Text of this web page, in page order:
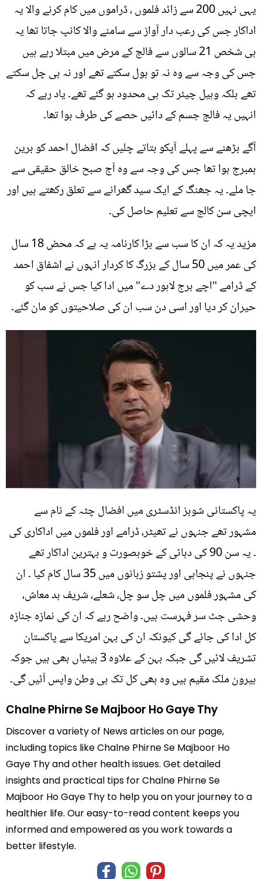
یہی نہیں 200 سے زائد فلموں ، ڈراموں میں کام کرنے والا یہ
اداکار جس کی رعب دار آواز سے سامنے والا کانپ جاتا تھا یہ
ہی شخص 21 سالوں سے فالج کے مرض میں مبتلا رہے ہیں
جس کی وجہ سے وہ نہ تو بول سکتے تھے اور نہ ہی چل سکتے
تھے بلکہ وہیل چیئر تک ہی محدود ہو گئے تھے۔ یاد رہے کہ
انہیں یہ فالج جسم کے دائیں حصے کی طرف ہوا تھا۔
آگے بڑھنے سے پہلے آپکو بتاتے چلیں کہ افضال احمد کو برین
ہمبرج ہوا تھا جس کی وجہ سے وہ آج صبح خالق حقیقی سے
جا ملے۔ یہ جھنگ کے ایک سید گھرانے سے تعلق رکھتے ہیں اور
ایچی سن کالج سے تعلیم حاصل کی۔
مزید یہ کہ ان کا سب سے بڑا کارنامہ یہ ہے کہ محض 18 سال
کی عمر میں 50 سال کے بزرگ کا کردار انہوں نے اشفاق احمد
کے ڈرامے "اچے برج لاہور دے" میں ادا کیا جس نے سب کو
حیران کر دیا اور اسی دن سب ان کی صلاحیتوں کو مان گئے۔
یہ پاکستانی شوبز انڈسٹری میں افضال چٹہ کے نام سے
مشہور تھے جنہوں نے تھیٹر، ڈرامے اور فلموں میں اداکاری کی
۔ یہ سن 90 کی دہائی کے خوبصورت و بہترین اداکار تھے
جنہوں نے پنجابی اور پشتو زبانوں میں 35 سال کام کیا ۔ ان
کی مشہور فلموں میں چل سو چل، شعلے، شریف بد معاش،
وحشی جٹ سر فہرست ہیں۔ واضح رہے کہ ان کی نمازہ جنازہ
کل ادا کی جائے گی کیونکہ ان کی بہن امریکا سے پاکستان
تشریف لائیں گی جبکہ بہن کے علاوہ 3 بیٹیاں بھی ہیں جوکہ
بیرون ملک مقیم ہیں وہ بھی کل تک ہی وطن واپس آئیں گی۔
Chalne Phirne Se Majboor Ho Gaye Thy
Discover a variety of News articles on our page,
including topics like Chalne Phirne Se Majboor Ho
Gaye Thy and other health issues. Get detailed
insights and practical tips for Chalne Phirne Se
Majboor Ho Gaye Thy to help you on your journey to a
healthier life. Our easy-to-read content keeps you
informed and empowered as you work towards a
better lifestyle.